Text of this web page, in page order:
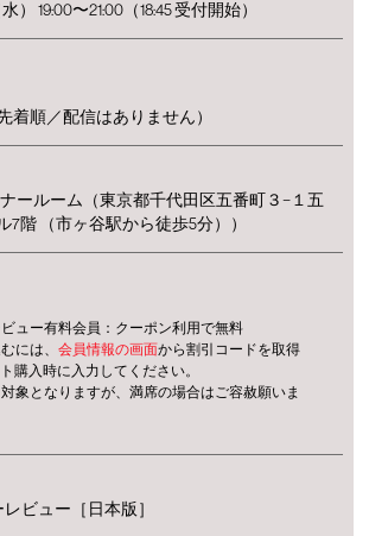
） 19:00〜21:00（18:45 受付開始）
着順／配信はありません）
ナールーム（東京都千代田区五番町３−１五
7階 （市ヶ谷駅から徒歩5分））
ュー有料会員：クーポン利用で無料
には、会員情報の画面から割引コードを取得
購入時に入力してください。
象となりますが、満席の場合はご容赦願いま
ビュー［日本版］